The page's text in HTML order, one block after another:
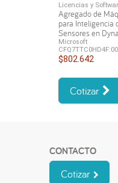
Licencias y
Agregado de
para Inteligencia
Sensores en
Microsoft
$802.642
Cotizar
CONTACTO
Cotizar